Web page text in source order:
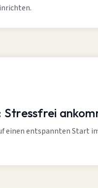
einen entspannten Start